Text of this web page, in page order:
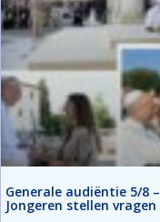
Generale audiëntie 5/8
Jongeren stellen